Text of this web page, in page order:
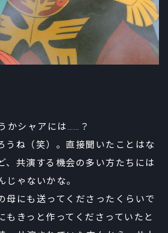
かシャアには……？
ね（笑）。直接聞いたことはな
、共演する機会の多い方たちには
ゃないかな。
にも送ってくださったくらいで
もきっと作ってくださっていたと